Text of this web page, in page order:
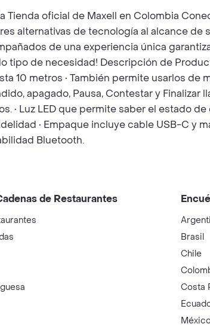
Tienda oficial de Maxell en Colombia
alternativas de tecnología al alcance
de una experiencia única
tipo de necesidad! Descripción de
10 metros • También permite usarlos
apagado, Pausa, Contestar y
• Luz LED que permite saber el estado
• Empaque incluye cable USB-C y
Bluetooth.
de Restaurantes
Brasil
Chile
Costa